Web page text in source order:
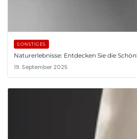
SONSTIGES
Naturerlebnisse: Entdecken Sie die
19. September 2025